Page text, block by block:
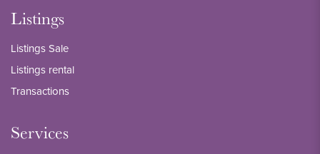
Listings
Listings Sale
Listings rental
Transactions
Services